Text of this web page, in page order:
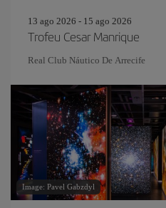
13 ago 2026 - 15 ago 2026
Trofeu Cesar Manrique
Real Club Náutico De Arrecife
Image: Pavel Gabzdyl